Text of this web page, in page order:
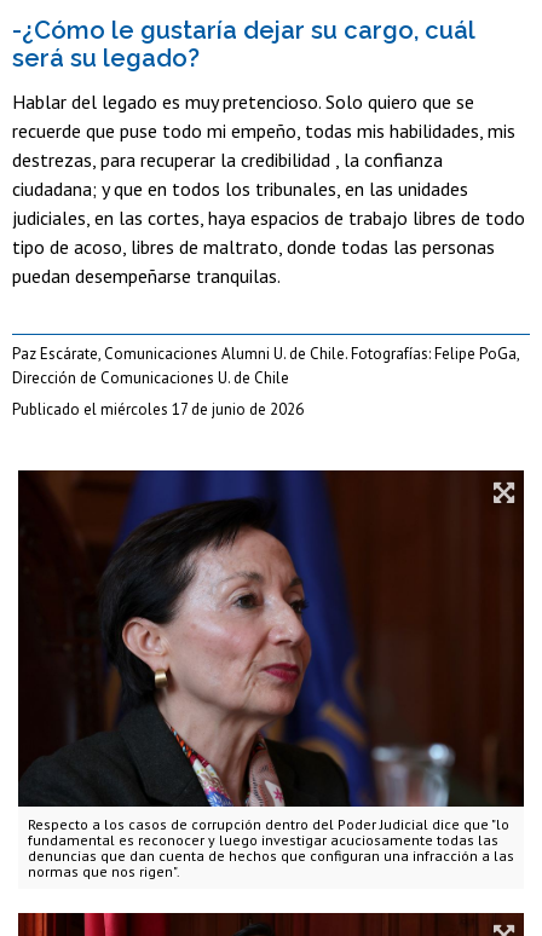
Respecto a los casos de corrupción dentro del Poder Judicial dice que "lo
fundamental es reconocer y luego investigar acuciosamente todas las
denuncias que dan cuenta de hechos que configuran una infracción a las
normas que nos rigen".
-¿Cómo le gustaría dejar su cargo, cuál
será su legado?
Hablar del legado es muy pretencioso. Solo quiero que se
recuerde que puse todo mi empeño, todas mis habilidades, mis
destrezas, para recuperar la credibilidad , la confianza
ciudadana; y que en todos los tribunales, en las unidades
judiciales, en las cortes, haya espacios de trabajo libres de todo
tipo de acoso, libres de maltrato, donde todas las personas
puedan desempeñarse tranquilas.
Paz Escárate, Comunicaciones Alumni U. de Chile. Fotografías: Felipe PoGa,
Dirección de Comunicaciones U. de Chile
Publicado el miércoles 17 de junio de 2026